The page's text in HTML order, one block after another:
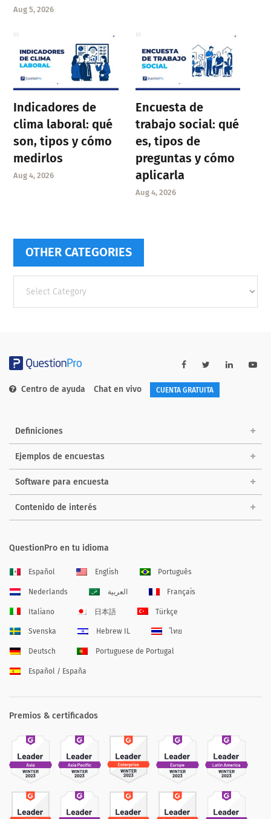
Aug 5, 2026
Indicadores de
clima laboral: qué
son, tipos y cómo
medirlos
Aug 4, 2026
Encuesta de
trabajo social: qué
es, tipos de
preguntas y cómo
aplicarla
Aug 4, 2026
OTHER CATEGORIES
categories
Centro de ayuda Chat en vivo CUENTA GRATUITA
Definiciones
Ejemplos de encuestas
Software para encuesta
Contenido de interés
QuestionPro en tu idioma
Español English Português
Nederlands العربية Français
Italiano 日本語 Türkçe
Svenska Hebrew IL ไทย
Deutsch Portuguese de Portugal
Español / España
Premios & certificados